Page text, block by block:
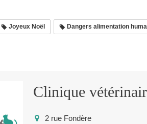
Joyeux Noël Dangers alimentation
Clinique
2 rue Fondère